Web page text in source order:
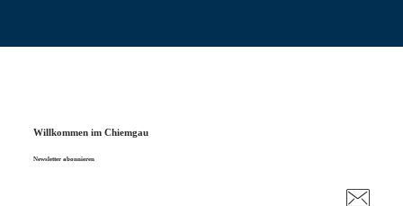
Willkommen im Chiemgau
Newsletter abonnieren